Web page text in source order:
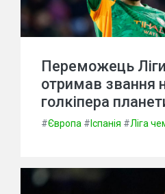
Переможець
отримав звання
голкіпера
#Європа # Іспанія #Ліга